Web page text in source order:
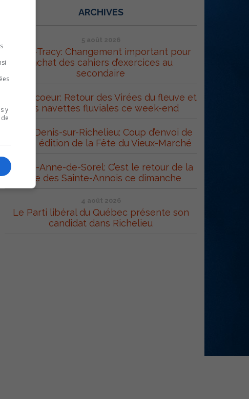
ARCHIVES
5 août 2026
Sorel-Tracy: Changement important pour
l’achat des cahiers d’exercices au
secondaire
Contrecoeur: Retour des Virées du fleuve et
des navettes fluviales ce week-end
Saint-Denis-sur-Richelieu: Coup d’envoi de
la 43e édition de la Fête du Vieux-Marché
Sainte-Anne-de-Sorel: C’est le retour de la
Fête des Sainte-Annois ce dimanche
4 août 2026
Le Parti libéral du Québec présente son
candidat dans Richelieu
y